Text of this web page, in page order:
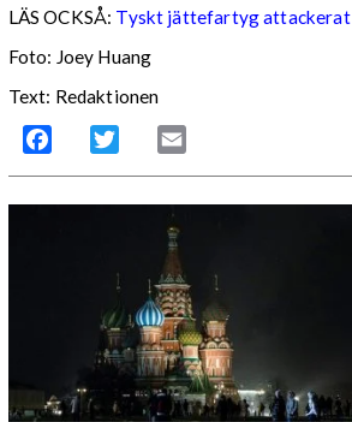
LÄS OCKSÅ: Tyskt jättefartyg attackerat
Foto: Joey Huang
Text: Redaktionen
Facebook Twitter